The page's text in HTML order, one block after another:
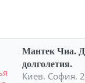
Мантек Чиа.
долголетия.
Киев. София.